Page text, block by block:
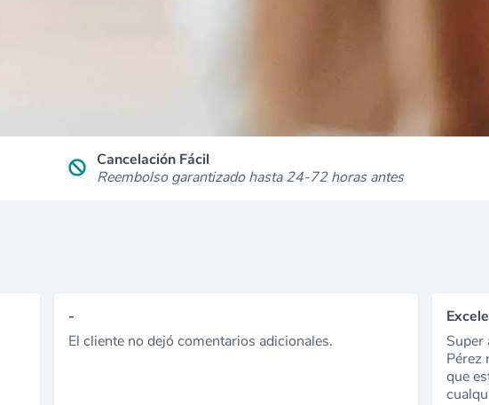
Cancelación Fácil
Reembolso garantizado hasta 24-72 horas antes
-
El cliente no dejó comentarios adicionales.
Super
Pérez
que